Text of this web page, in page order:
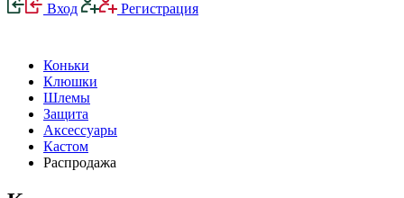
Вход Регистрация
Коньки
Клюшки
Шлемы
Защита
Аксессуары
Кастом
Распродажа